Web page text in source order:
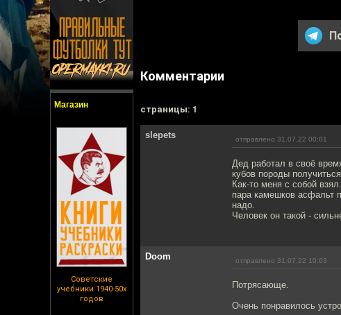
Магазин
Советские
учебники 1940-50х
годов
Комментарии
cтраницы: 1
slepets отправлено 31.07.22 00:01
Дед работал в своё
кубов породы
Как-то меня с собой
пара камешков асфальт
надо.
Человек он такой -
Doom отправлено 31.07.22 10:03
Потрясающе.
Очень понравилось